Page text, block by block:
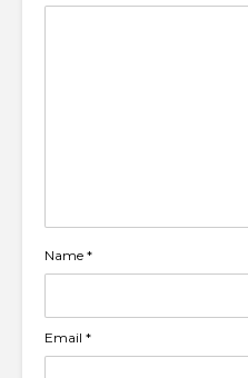
Name *
Email *